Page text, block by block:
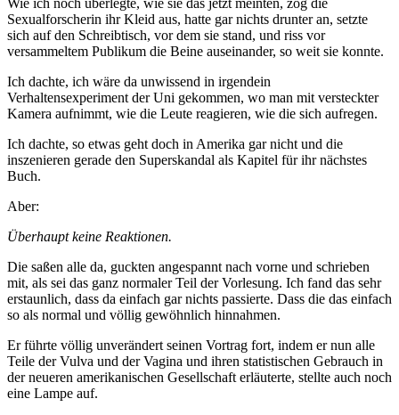
Wie ich noch überlegte, wie sie das jetzt meinten, zog die
Sexualforscherin ihr Kleid aus, hatte gar nichts drunter an, setzte
sich auf den Schreibtisch, vor dem sie stand, und riss vor
versammeltem Publikum die Beine auseinander, so weit sie konnte.
Ich dachte, ich wäre da unwissend in irgendein
Verhaltensexperiment der Uni gekommen, wo man mit versteckter
Kamera aufnimmt, wie die Leute reagieren, wie die sich aufregen.
Ich dachte, so etwas geht doch in Amerika gar nicht und die
inszenieren gerade den Superskandal als Kapitel für ihr nächstes
Buch.
Aber:
Überhaupt keine Reaktionen.
Die saßen alle da, guckten angespannt nach vorne und schrieben
mit, als sei das ganz normaler Teil der Vorlesung. Ich fand das sehr
erstaunlich, dass da einfach gar nichts passierte. Dass die das einfach
so als normal und völlig gewöhnlich hinnahmen.
Er führte völlig unverändert seinen Vortrag fort, indem er nun alle
Teile der Vulva und der Vagina und ihren statistischen Gebrauch in
der neueren amerikanischen Gesellschaft erläuterte, stellte auch noch
eine Lampe auf.